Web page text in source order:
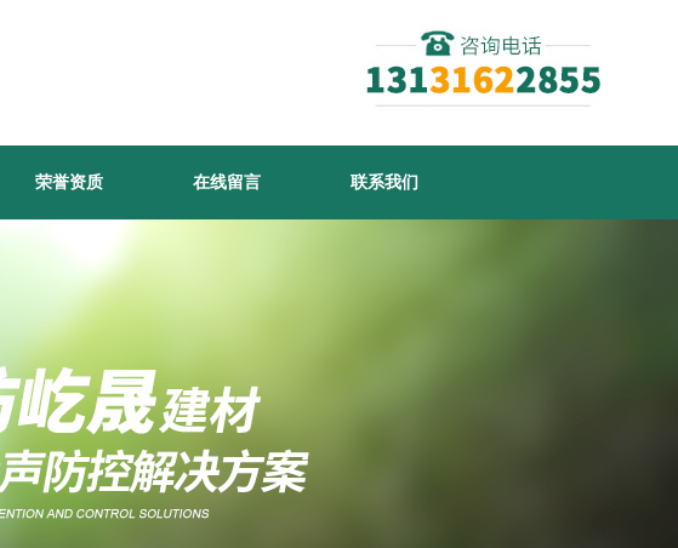
荣誉资质 在线留言 联系我们